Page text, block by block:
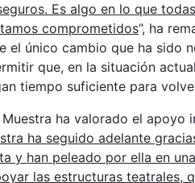
Es algo en lo que
comprometidos”, ha
el único cambio que ha sido
que, en la situación
tiempo suficiente para
ha valorado el apoyo
ha seguido adelante
y han peleado por ella en
las estructuras teatrales,